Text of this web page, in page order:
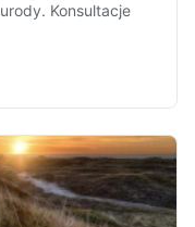
Konsultacje